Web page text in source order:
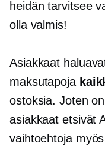
heidän tarvitsee
olla valmis!
Asiakkaat
maksutapoja
ostoksia. Joten
asiakkaat etsivät
vaihtoehtoja